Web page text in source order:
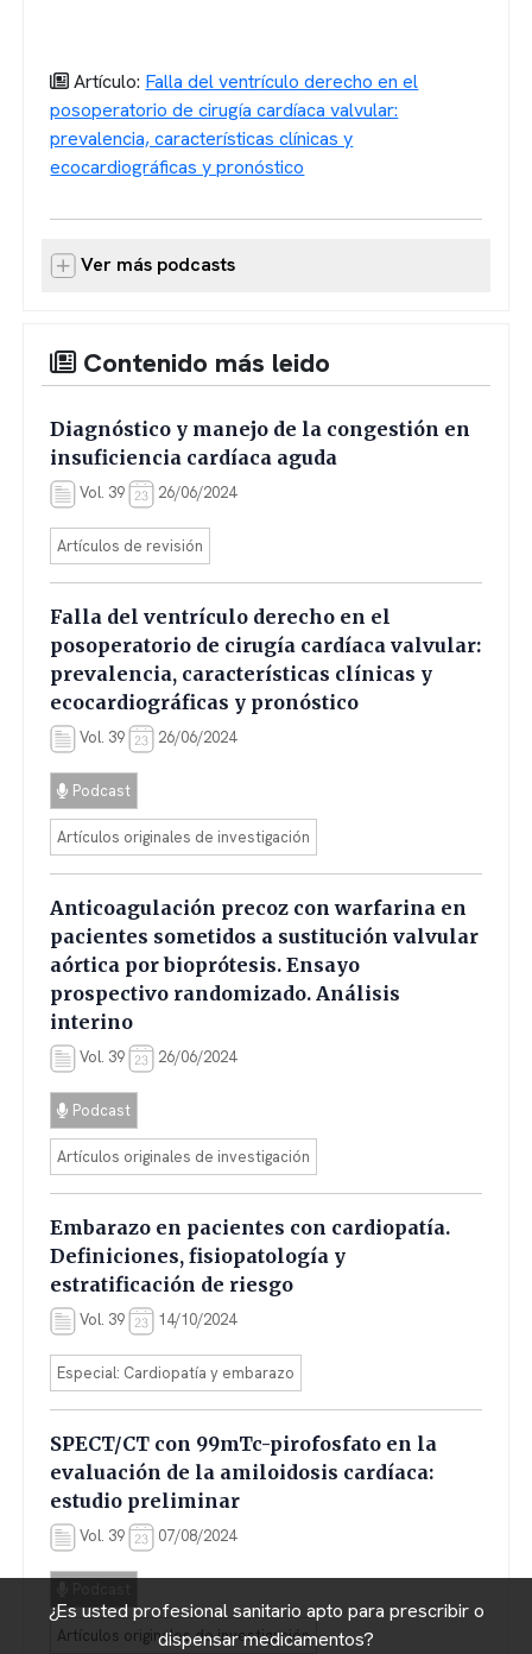
Artículo: Falla del ventrículo derecho en el
posoperatorio de cirugía cardíaca valvular:
prevalencia, características clínicas y
ecocardiográficas y pronóstico
Ver más podcasts
Contenido más leido
Diagnóstico y manejo de la congestión en
insuficiencia cardíaca aguda
Vol. 39 26/06/2024
Artículos de revisión
Falla del ventrículo derecho en el
posoperatorio de cirugía cardíaca valvular:
prevalencia, características clínicas y
ecocardiográficas y pronóstico
Vol. 39 26/06/2024
Podcast
Artículos originales de investigación
Anticoagulación precoz con warfarina en
pacientes sometidos a sustitución valvular
aórtica por bioprótesis. Ensayo
prospectivo randomizado. Análisis
interino
Vol. 39 26/06/2024
Podcast
Artículos originales de investigación
Embarazo en pacientes con cardiopatía.
Definiciones, fisiopatología y
estratificación de riesgo
Vol. 39 14/10/2024
Especial: Cardiopatía y embarazo
SPECT/CT con 99mTc-pirofosfato en la
evaluación de la amiloidosis cardíaca:
estudio preliminar
Vol. 39 07/08/2024
Artículos originales de investigación
¿Es usted profesional sanitario apto para prescribir o
dispensar medicamentos?